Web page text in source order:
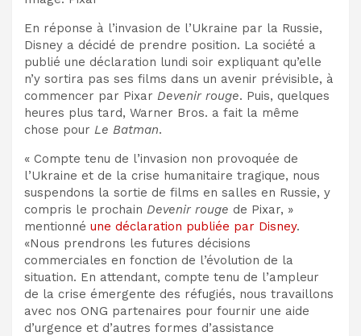
En réponse à l’invasion de l’Ukraine par la Russie,
Disney a décidé de prendre position. La société a
publié une déclaration lundi soir expliquant qu’elle
n’y sortira pas ses films dans un avenir prévisible, à
commencer par Pixar Devenir rouge. Puis, quelques
heures plus tard, Warner Bros. a fait la même
chose pour Le Batman.
« Compte tenu de l’invasion non provoquée de
l’Ukraine et de la crise humanitaire tragique, nous
suspendons la sortie de films en salles en Russie, y
compris le prochain Devenir rouge de Pixar, »
mentionné une déclaration publiée par Disney.
«Nous prendrons les futures décisions
commerciales en fonction de l’évolution de la
situation. En attendant, compte tenu de l’ampleur
de la crise émergente des réfugiés, nous travaillons
avec nos ONG partenaires pour fournir une aide
d’urgence et d’autres formes d’assistance